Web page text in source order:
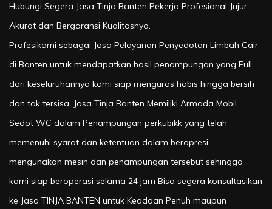
Hubungi Segera Jasa Tinja Banten Pekerja Profesional Jujur
Akurat dan Bergaransi Kualitasnya.
Profesikami sebagai Jasa Pelayanan Penyedotan Limbah Cair
di Banten untuk mendapatkan hasil penampungan yang Full
dari keseluruhannya kami siap menguras habis hingga bersih
dan tak tersisa, Jasa Tinja Banten Memiliki Armada Mobil
Sedot WC dalam Penampungan perkubikk yang telah
memenuhi syarat dan ketentuan dalam beropresi
mengunakan mesin dan penampungan tersebut sehingga
kami siap beroperasi selama 24 jam Bisa segera konsultasikan
ke Jasa TINJA BANTEN untuk Keadaan Penuh maupun